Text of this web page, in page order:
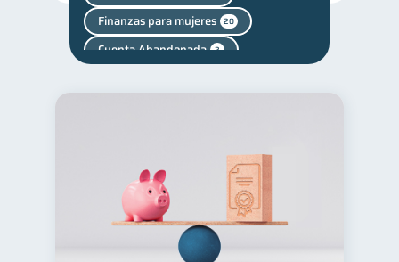
Finanzas para mujeres 20
Cuenta Abandonada 2
Educación financiera
Finanzas para jóvenes 30
Control de deudas